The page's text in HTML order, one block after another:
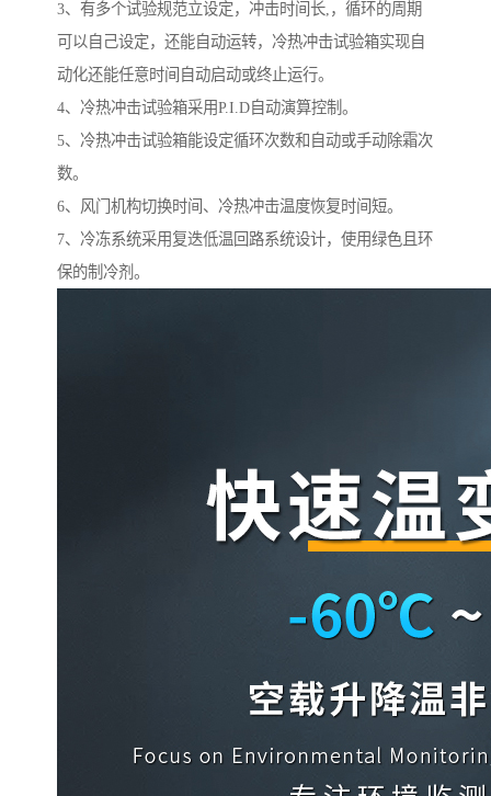
3、有多个试验规范立设定，冲击时间长,，循环的周期
可以自己设定，还能自动运转，冷热冲击试验箱实现自
动化还能任意时间自动启动或终止运行。
4、冷热冲击试验箱采用P.I.D自动演算控制。
5、冷热冲击试验箱能设定循环次数和自动或手动除霜次
数。
6、风门机构切换时间、冷热冲击温度恢复时间短。
7、冷冻系统采用复迭低温回路系统设计，使用绿色且环
保的制冷剂。